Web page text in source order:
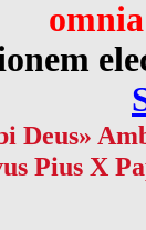
Deus»
Pius X